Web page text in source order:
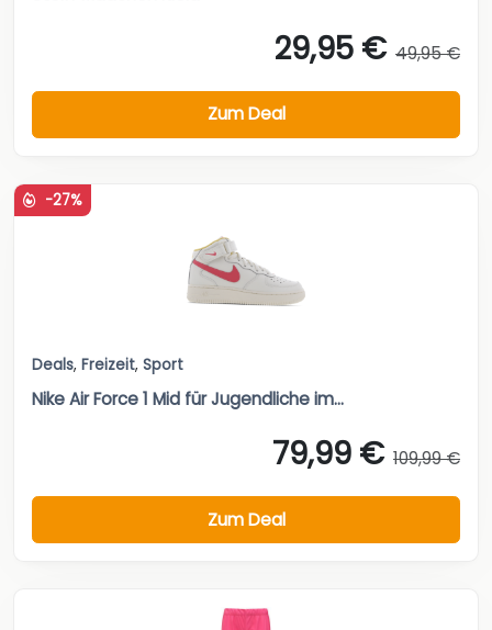
29,95 € 49,95 €
Zum Deal
-27%
Deals, Freizeit, Sport
Nike Air Force 1 Mid für Jugendliche im...
79,99 € 109,99 €
Zum Deal